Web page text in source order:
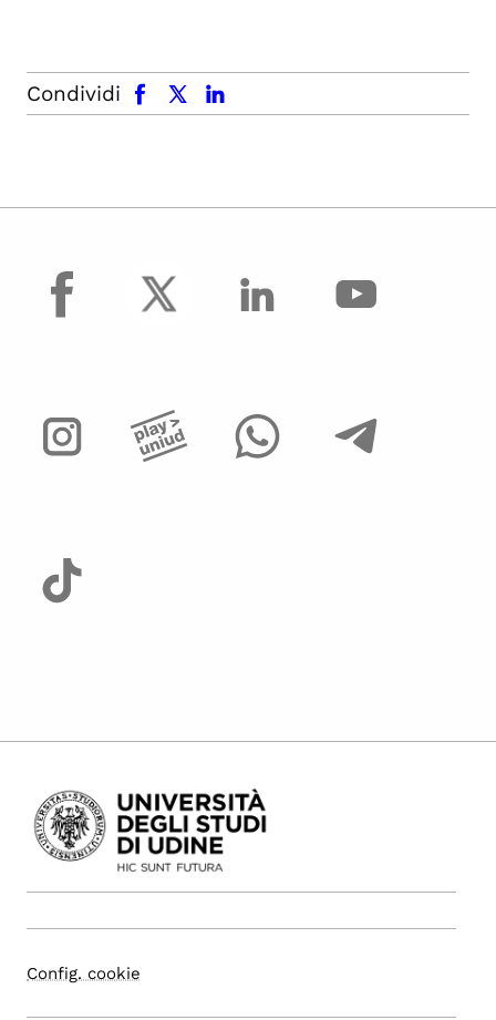
Condividi
facebook x.com linkedin
facebook
Config. cookie